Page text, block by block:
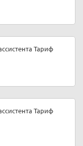
Тариф
Тариф